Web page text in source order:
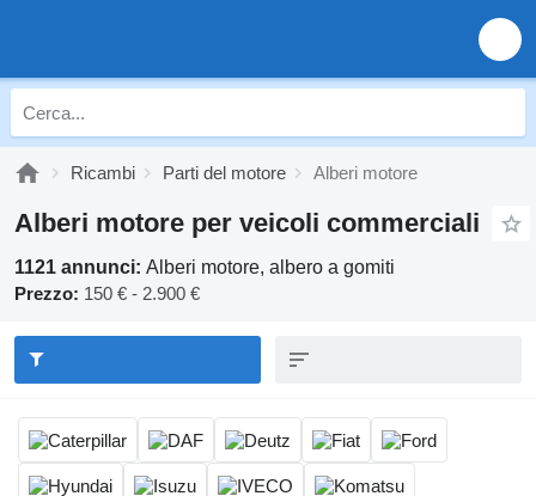
Ricambi Parti del motore Alberi motore
Alberi motore per veicoli commerciali
1121 annunci: Alberi motore, albero a gomiti
Prezzo: 150 € - 2.900 €